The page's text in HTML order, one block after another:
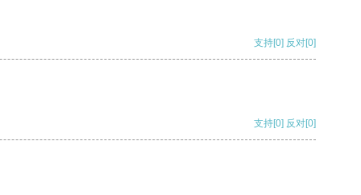
支持[0] 反对[0]
支持[0] 反对[0]